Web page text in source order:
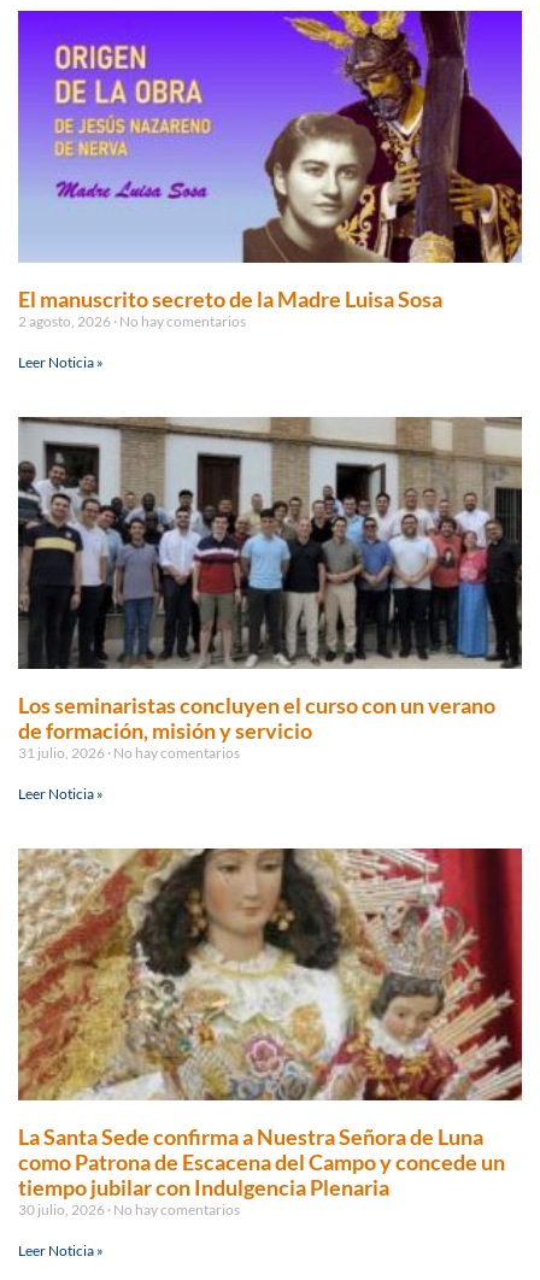
El manuscrito secreto de la Madre Luisa Sosa
2 agosto, 2026 No hay comentarios
Leer Noticia »
Los seminaristas concluyen el curso con un verano
de formación, misión y servicio
31 julio, 2026 No hay comentarios
Leer Noticia »
La Santa Sede confirma a Nuestra Señora de Luna
como Patrona de Escacena del Campo y concede un
tiempo jubilar con Indulgencia Plenaria
30 julio, 2026 No hay comentarios
Leer Noticia »